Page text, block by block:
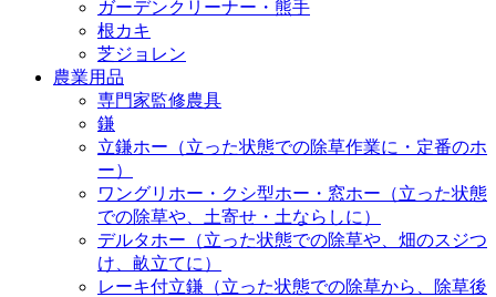
ガーデンクリーナー・熊手
根カキ
芝ジョレン
農業用品
専門家監修農具
鎌
立鎌ホー（立った状態での除草作業に・定番のホ
ー）
ワングリホー・クシ型ホー・窓ホー（立った状態
での除草や、土寄せ・土ならしに）
デルタホー（立った状態での除草や、畑のスジつ
け、畝立てに）
レーキ付立鎌（立った状態での除草から、除草後